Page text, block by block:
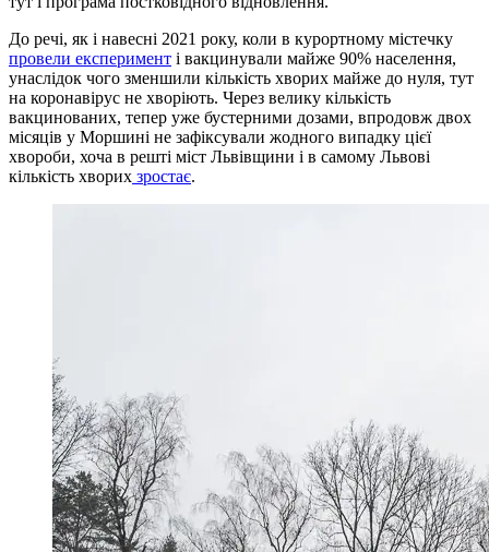
До речі, як і навесні 2021 року, коли в курортному містечку
провели експеримент і вакцинували майже 90% населення,
унаслідок чого зменшили кількість хворих майже до нуля, тут
на коронавірус не хворіють. Через велику кількість
вакцинованих, тепер уже бустерними дозами, впродовж двох
місяців у Моршині не зафіксували жодного випадку цієї
хвороби, хоча в решті міст Львівщини і в самому Львові
кількість хворих зростає.